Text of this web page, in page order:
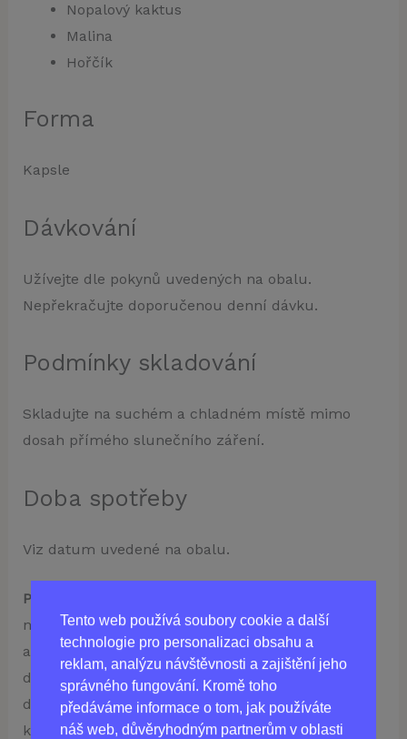
Tento web používá soubory cookie a další
technologie pro personalizaci obsahu a
reklam, analýzu návštěvnosti a zajištění jeho
správného fungování. Kromě toho
předáváme informace o tom, jak používáte
náš web, důvěryhodným partnerům v oblasti
Nopalový kaktus
Malina
Hořčík
Forma
Kapsle
Dávkování
Užívejte dle pokynů uvedených na obalu.
Nepřekračujte doporučenou denní dávku.
Podmínky skladování
Skladujte na suchém a chladném místě mimo
dosah přímého slunečního záření.
Doba spotřeby
Viz datum uvedené na obalu.
Poznámka.
neměl by být používán jako náhrada pestré stravy
a zdravého životního stylu. Nepřekračujte
doporučenou denní dávku. Uchovávejte mimo
dosah dětí. Před použitím se doporučuje
konzultace s lékařem.